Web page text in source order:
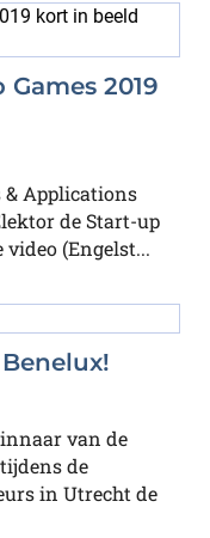
2019
& Applications
de Start-up
(Engelst...
van de
de
in Utrecht de